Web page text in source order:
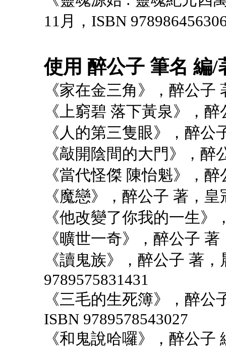
11月，ISBN
使用 醉公子 筆名 編/
《家在金三角》，醉公
《上窮碧 落下黃泉》，
《人的第三隻眼》，醉
《敲開陰間的大門》，
《當代怪傑 陳怡魁》，
《魔戀》，醉公子 著，
《他改變了你我的一生
《曠世一奇》，醉公子
《讀鬼族》，醉公子 著
9789575831431
《三毛的生死簿》，醉
ISBN 9789578543027
《和鬼說哈囉》，醉公